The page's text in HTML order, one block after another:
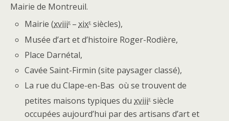
Mairie de Montreuil.
Mairie (xviiie –xixe siècles),
Musée d’art et d’histoire Roger-Rodière,
Place Darnétal,
Cavée Saint-Firmin (site paysager classé),
La rue du Clape-en-Bas où se trouvent de
petites maisons typiques duxviiie siècle
occupées aujourd’hui par des artisans d’art et